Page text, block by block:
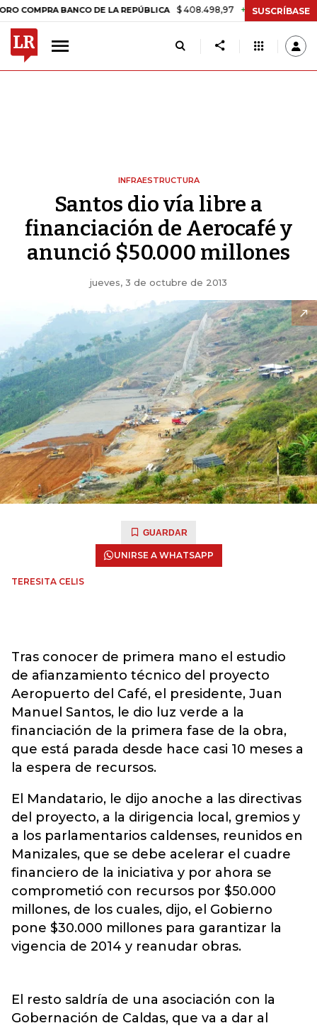
BANCO DE LA REPÚBLICA $ 408.498,97 +$ 8.753,81 +2,19%
SUSCRÍBASE
INFRAESTRUCTURA
Santos dio vía libre a
financiación de Aerocafé y
anunció $50.000 millones
jueves, 3 de octubre de 2013
GUARDAR
UNIRSE A WHATSAPP
TERESITA CELIS
Tras conocer de primera mano el estudio
de afianzamiento técnico del proyecto
Aeropuerto del Café, el presidente, Juan
Manuel Santos, le dio luz verde a la
financiación de la primera fase de la obra,
que está parada desde hace casi 10 meses a
la espera de recursos.
El Mandatario, le dijo anoche a las directivas
del proyecto, a la dirigencia local, gremios y
a los parlamentarios caldenses, reunidos en
Manizales, que se debe acelerar el cuadre
financiero de la iniciativa y por ahora se
comprometió con recursos por $50.000
millones, de los cuales, dijo, el Gobierno
pone $30.000 millones para garantizar la
vigencia de 2014 y reanudar obras.
El resto saldría de una asociación con la
Gobernación de Caldas, que va a dar al